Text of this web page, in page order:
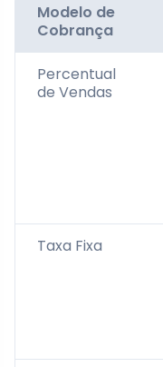
Modelo de
Cobrança
Percentual
de Vendas
Taxa Fixa